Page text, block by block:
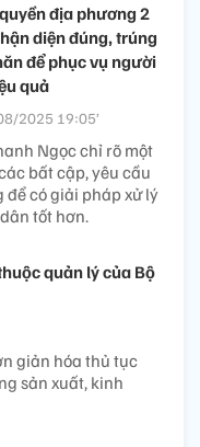
địa phương 2
diện đúng, trúng
để phục vụ người
quả
2025 19:05’
Ngọc chỉ rõ một
bất cập, yêu cầu
có giải pháp xử lý
tốt hơn.
quản lý của Bộ
giản hóa thủ tục
sản xuất, kinh